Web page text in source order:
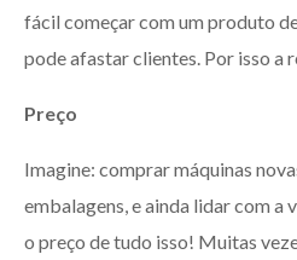
fácil começar com um produto
pode afastar clientes. Por isso a
Preço
Imagine: comprar máquinas
embalagens, e ainda lidar com a
o preço de tudo isso! Muitas